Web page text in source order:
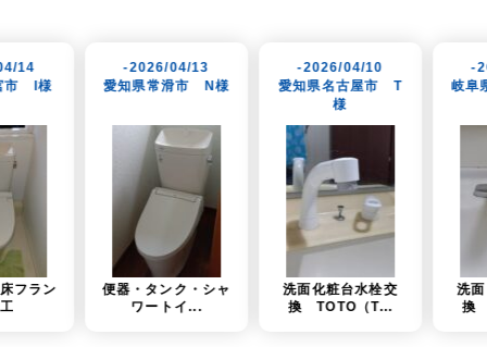
-2026/04/13
知県常滑市 N様
・タンク・シャ
-2026/04/10
愛知県名古屋市 T
洗面化粧台水栓交
換 TOTO（T...
-2026/04/07
岐阜県岐阜市 K様
洗面台水栓金具交
換 TOTO（T...